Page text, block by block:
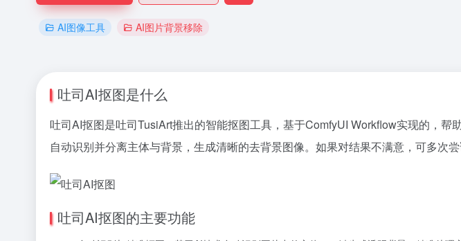
AI图像工具 AI图片背景移除
吐司AI抠图是什么
吐司AI抠图是吐司TusiArt推出的智能抠图工具，基于ComfyUI Workflow实现的，
自动识别并分离主体与背景，生成清晰的去背景图像。如果对结果不满意，可多次
吐司AI抠图的主要功能